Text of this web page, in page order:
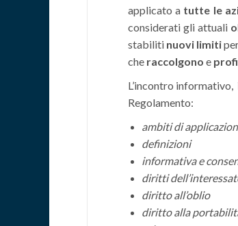
applicato a tutte le
considerati gli attuali
stabiliti nuovi limiti
che raccolgono e
L’incontro informativo,
Regolamento:
ambiti di
definizioni
informativa e
diritti
diritto all’oblio
diritto alla